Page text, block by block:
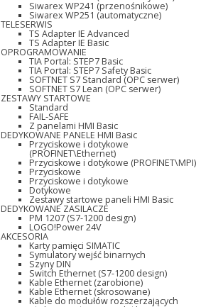
Siwarex WP241 (przenośnikowe)
Siwarex WP251 (automatyczne)
TELESERWIS
TS Adapter IE Advanced
TS Adapter IE Basic
OPROGRAMOWANIE
TIA Portal: STEP7 Basic
TIA Portal: STEP7 Safety Basic
SOFTNET S7 Standard (OPC serwer)
SOFTNET S7 Lean (OPC serwer)
ZESTAWY STARTOWE
Standard
FAIL-SAFE
Z panelami HMI Basic
DEDYKOWANE PANELE HMI Basic
Przyciskowe i dotykowe
(PROFINET\Ethernet)
Przyciskowe i dotykowe (PROFINET\MPI)
Przyciskowe
Przyciskowe i dotykowe
Dotykowe
Zestawy startowe paneli HMI Basic
DEDYKOWANE ZASILACZE
PM 1207 (S7-1200 design)
LOGO!Power 24V
AKCESORIA
Karty pamięci SIMATIC
Symulatory wejść binarnych
Szyny DIN
Switch Ethernet (S7-1200 design)
Kable Ethernet (zarobione)
Kable Ethernet (skrosowane)
Kable do modułów rozszerzających